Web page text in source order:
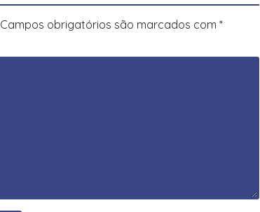
Campos obrigatórios são marcados com *